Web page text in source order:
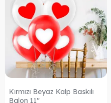
Kırmızı Beyaz Kalp Baskılı
Balon 11"